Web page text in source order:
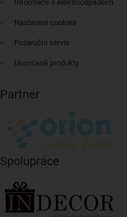
Informace o elektroodpadech
Nastavení cookies
Pozáruční servis
Ukončené produkty
Partner
Spolupráce